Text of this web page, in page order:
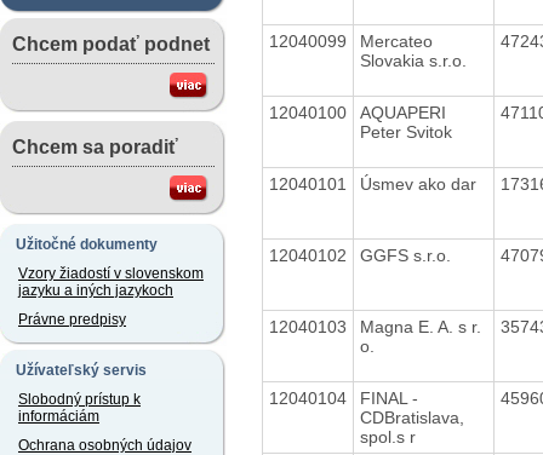
Chcem podať podnet
Chcem sa poradiť
Užitočné dokumenty
Vzory žiadostí v slovenskom
jazyku a iných jazykoch
Právne predpisy
Užívateľský servis
Slobodný prístup k
informáciám
Ochrana osobných údajov
12040099
Mercateo
Slovakia s.r.o.
12040100
AQUAPERI
Peter Svitok
12040101 Úsmev ako dar
12040102 GGFS s.r.o.
12040103
Magna E. A. s r.
o.
12040104
FINAL -
CDBratislava,
spol.s r